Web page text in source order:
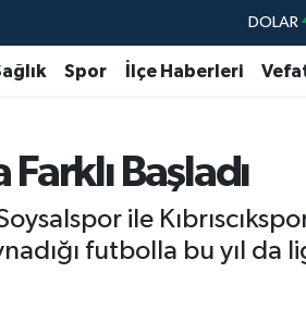
DOLAR
EURO
BITCOIN
Spor İlçe Haberleri
Başladı
ile
futbolla bu yıl